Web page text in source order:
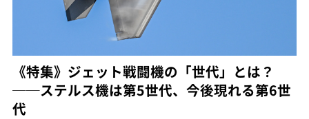
《特集》ジェット戦闘機の「世代」とは？
──ステルス機は第5世代、今後現れる第6世
代